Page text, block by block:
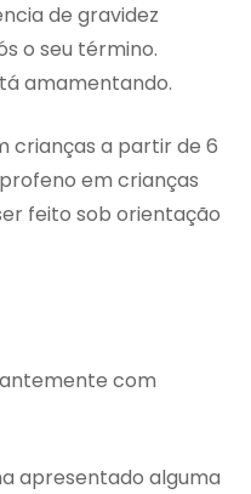
de gravidez
o seu término.
amamentando.
crianças a partir de 6
em crianças
feito sob orientação
com
apresentado alguma